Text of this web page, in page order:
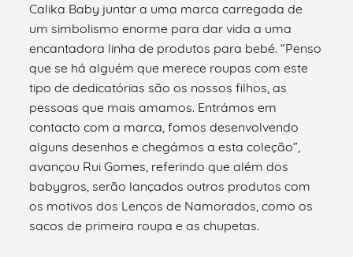
Calika Baby juntar a uma marca carregada de
um simbolismo enorme para dar vida a uma
encantadora linha de produtos para bebé. “Penso
que se há alguém que merece roupas com este
tipo de dedicatórias são os nossos filhos, as
pessoas que mais amamos. Entrámos em
contacto com a marca, fomos desenvolvendo
alguns desenhos e chegámos a esta coleção”,
avançou Rui Gomes, referindo que além dos
babygros, serão lançados outros produtos com
os motivos dos Lenços de Namorados, como os
sacos de primeira roupa e as chupetas.